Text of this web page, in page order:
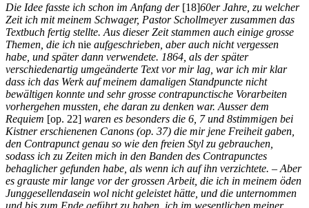
Die Idee fasste ich schon im Anfang der [18]60er Jahre, zu welcher
Zeit ich mit meinem Schwager, Pastor Schollmeyer zusammen das
Textbuch fertig stellte. Aus dieser Zeit stammen auch einige grosse
Themen, die ich nie aufgeschrieben, aber auch nicht vergessen
habe, und später dann verwendete. 1864, als der später
verschiedenartig umgeänderte Text vor mir lag, war ich mir klar
dass ich das Werk auf meinem damaligen Standpuncte nicht
bewältigen konnte und sehr grosse contrapunctische Vorarbeiten
vorhergehen mussten, ehe daran zu denken war. Ausser dem
Requiem [op. 22] waren es besonders die 6, 7 und 8stimmigen bei
Kistner erschienenen Canons (op. 37) die mir jene Freiheit gaben,
den Contrapunct genau so wie den freien Styl zu gebrauchen,
sodass ich zu Zeiten mich in den Banden des Contrapunctes
behaglicher gefunden habe, als wenn ich auf ihn verzichtete. – Aber
es grauste mir lange vor der grossen Arbeit, die ich in meinem öden
Junggesellendasein wol nicht geleistet hätte, und die unternommen
und bis zum Ende geführt zu haben, ich im wesentlichen meiner